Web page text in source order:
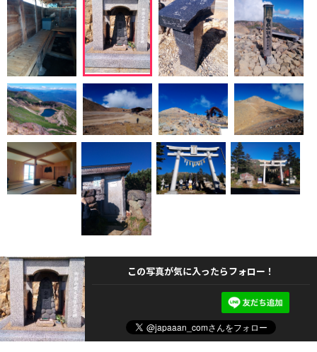
この写真が気に入ったらフォロー！